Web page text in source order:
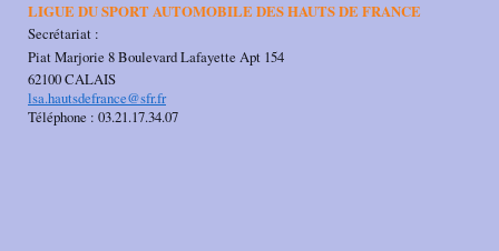
LIGUE DU SPORT AUTOMOBILE DES HAUTS DE FRANCE
Secrétariat :
Piat Marjorie 8 Boulevard Lafayette Apt 154
62100 CALAIS
lsa.hautsdefrance@sfr.fr
Téléphone : 03.21.17.34.07